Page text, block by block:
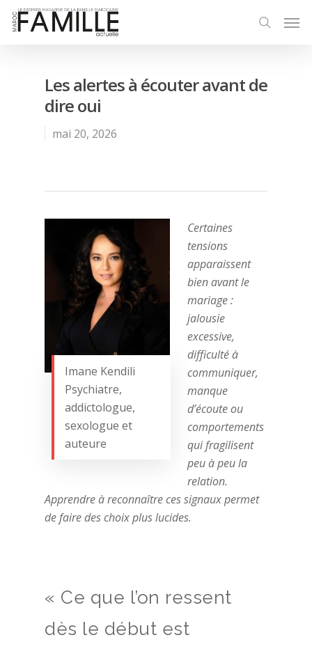
Les alertes à écouter avant de
dire oui
mai 20, 2026
Imane Kendili
Psychiatre,
addictologue,
sexologue et
auteure
Certaines
tensions
apparaissent
bien avant le
mariage :
jalousie
excessive,
difficulté à
communiquer,
manque
d’écoute ou
comportements
qui fragilisent
peu à peu la
relation.
Apprendre à reconnaître ces signaux permet
de faire des choix plus lucides.
« Ce que l’on ressent
dès le début est